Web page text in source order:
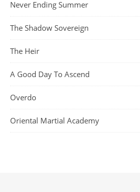
Never Ending Summer
The Shadow Sovereign
The Heir
A Good Day To Ascend
Overdo
Oriental Martial Academy